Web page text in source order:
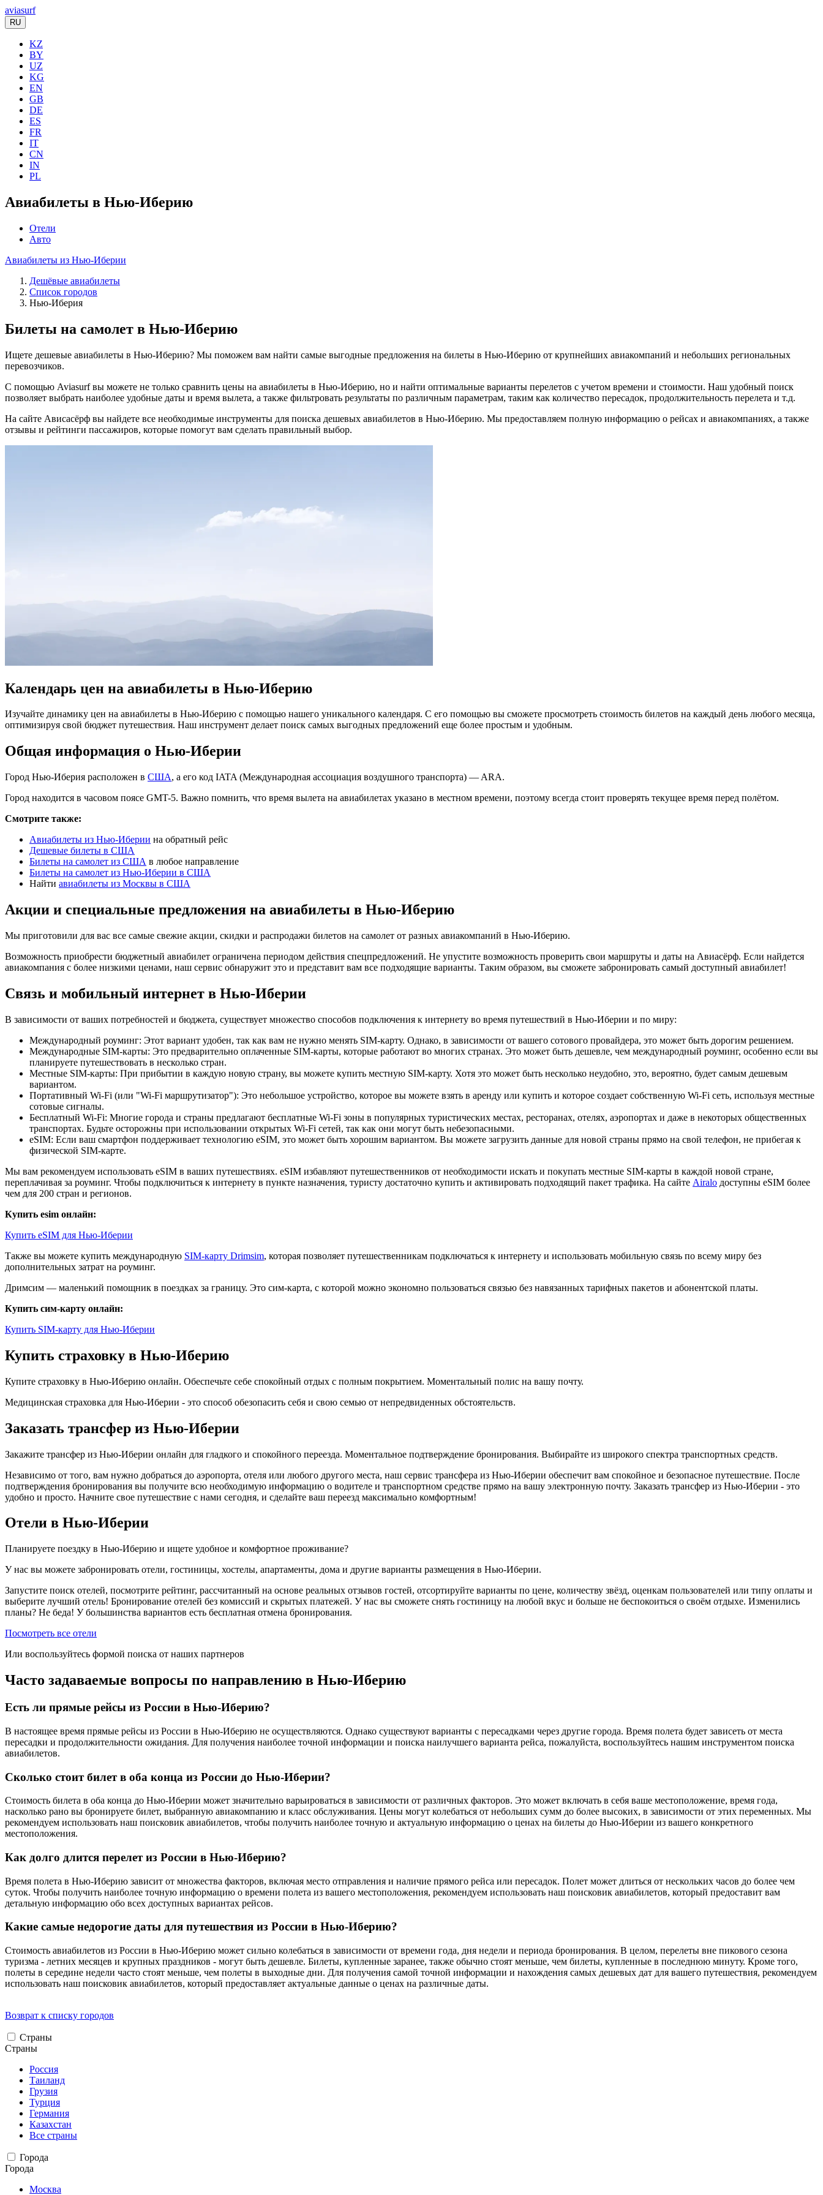
aviasurf
RU
KZ
BY
UZ
KG
EN
GB
DE
ES
FR
IT
CN
IN
PL
Авиабилеты в Нью-Иберию
Отели
Авто
Авиабилеты из Нью-Иберии
Дешёвые авиабилеты
Список городов
Нью-Иберия
Билеты на самолет в Нью-Иберию
Ищете дешевые авиабилеты в Нью-Иберию? Мы поможем вам найти самые выгодные предложения на билеты в Нью-Иберию от крупнейших авиакомпаний и небольших региональных
перевозчиков.
С помощью Aviasurf вы можете не только сравнить цены на авиабилеты в Нью-Иберию, но и найти оптимальные варианты перелетов с учетом времени и стоимости. Наш удобный поиск
позволяет выбрать наиболее удобные даты и время вылета, а также фильтровать результаты по различным параметрам, таким как количество пересадок, продолжительность перелета и т.д.
На сайте Ависасёрф вы найдете все необходимые инструменты для поиска дешевых авиабилетов в Нью-Иберию. Мы предоставляем полную информацию о рейсах и авиакомпаниях, а также
отзывы и рейтинги пассажиров, которые помогут вам сделать правильный выбор.
Календарь цен на авиабилеты в Нью-Иберию
Изучайте динамику цен на авиабилеты в Нью-Иберию с помощью нашего уникального календаря. С его помощью вы сможете просмотреть стоимость билетов на каждый день любого месяца,
оптимизируя свой бюджет путешествия. Наш инструмент делает поиск самых выгодных предложений еще более простым и удобным.
Общая информация о Нью-Иберии
Город Нью-Иберия расположен в США, а его код IATA (Международная ассоциация воздушного транспорта) — ARA.
Город находится в часовом поясе GMT-5. Важно помнить, что время вылета на авиабилетах указано в местном времени, поэтому всегда стоит проверять текущее время перед полётом.
Смотрите также:
Авиабилеты из Нью-Иберии на обратный рейс
Дешевые билеты в США
Билеты на самолет из США в любое направление
Билеты на самолет из Нью-Иберии в США
Найти авиабилеты из Москвы в США
Акции и специальные предложения на авиабилеты в Нью-Иберию
Мы приготовили для вас все самые свежие акции, скидки и распродажи билетов на самолет от разных авиакомпаний в Нью-Иберию.
Возможность приобрести бюджетный авиабилет ограничена периодом действия спецпредложений. Не упустите возможность проверить свои маршруты и даты на Авиасёрф. Если найдется
авиакомпания с более низкими ценами, наш сервис обнаружит это и представит вам все подходящие варианты. Таким образом, вы сможете забронировать самый доступный авиабилет!
Связь и мобильный интернет в Нью-Иберии
В зависимости от ваших потребностей и бюджета, существует множество способов подключения к интернету во время путешествий в Нью-Иберии и по миру:
Международный роуминг: Этот вариант удобен, так как вам не нужно менять SIM-карту. Однако, в зависимости от вашего сотового провайдера, это может быть дорогим решением.
Международные SIM-карты: Это предварительно оплаченные SIM-карты, которые работают во многих странах. Это может быть дешевле, чем международный роуминг, особенно если вы
планируете путешествовать в несколько стран.
Местные SIM-карты: При прибытии в каждую новую страну, вы можете купить местную SIM-карту. Хотя это может быть несколько неудобно, это, вероятно, будет самым дешевым
вариантом.
Портативный Wi-Fi (или "Wi-Fi маршрутизатор"): Это небольшое устройство, которое вы можете взять в аренду или купить и которое создает собственную Wi-Fi сеть, используя местные
сотовые сигналы.
Бесплатный Wi-Fi: Многие города и страны предлагают бесплатные Wi-Fi зоны в популярных туристических местах, ресторанах, отелях, аэропортах и даже в некоторых общественных
транспортах. Будьте осторожны при использовании открытых Wi-Fi сетей, так как они могут быть небезопасными.
eSIM: Если ваш смартфон поддерживает технологию eSIM, это может быть хорошим вариантом. Вы можете загрузить данные для новой страны прямо на свой телефон, не прибегая к
физической SIM-карте.
Мы вам рекомендуем использовать eSIM в ваших путешествиях. eSIM избавляют путешественников от необходимости искать и покупать местные SIM-карты в каждой новой стране,
переплачивая за роуминг. Чтобы подключиться к интернету в пункте назначения, туристу достаточно купить и активировать подходящий пакет трафика. На сайте Airalo доступны eSIM более
чем для 200 стран и регионов.
Купить esim онлайн:
Купить eSIM для Нью-Иберии
Также вы можете купить международную SIM-карту Drimsim, которая позволяет путешественникам подключаться к интернету и использовать мобильную связь по всему миру без
дополнительных затрат на роуминг.
Дримсим — маленький помощник в поездках за границу. Это сим-карта, с которой можно экономно пользоваться связью без навязанных тарифных пакетов и абонентской платы.
Купить сим-карту онлайн:
Купить SIM-карту для Нью-Иберии
Купить страховку в Нью-Иберию
Купите страховку в Нью-Иберию онлайн. Обеспечьте себе спокойный отдых с полным покрытием. Моментальный полис на вашу почту.
Медицинская страховка для Нью-Иберии - это способ обезопасить себя и свою семью от непредвиденных обстоятельств.
Заказать трансфер из Нью-Иберии
Закажите трансфер из Нью-Иберии онлайн для гладкого и спокойного переезда. Моментальное подтверждение бронирования. Выбирайте из широкого спектра транспортных средств.
Независимо от того, вам нужно добраться до аэропорта, отеля или любого другого места, наш сервис трансфера из Нью-Иберии обеспечит вам спокойное и безопасное путешествие. После
подтверждения бронирования вы получите всю необходимую информацию о водителе и транспортном средстве прямо на вашу электронную почту. Заказать трансфер из Нью-Иберии - это
удобно и просто. Начните свое путешествие с нами сегодня, и сделайте ваш переезд максимально комфортным!
Отели в Нью-Иберии
Планируете поездку в Нью-Иберию и ищете удобное и комфортное проживание?
У нас вы можете забронировать отели, гостиницы, хостелы, апартаменты, дома и другие варианты размещения в Нью-Иберии.
Запустите поиск отелей, посмотрите рейтинг, рассчитанный на основе реальных отзывов гостей, отсортируйте варианты по цене, количеству звёзд, оценкам пользователей или типу оплаты и
выберите лучший отель! Бронирование отелей без комиссий и скрытых платежей. У нас вы сможете снять гостиницу на любой вкус и больше не беспокоиться о своём отдыхе. Изменились
планы? Не беда! У большинства вариантов есть бесплатная отмена бронирования.
Посмотреть все отели
Или воспользуйтесь формой поиска от наших партнеров
Часто задаваемые вопросы по направлению в Нью-Иберию
Есть ли прямые рейсы из России в Нью-Иберию?
В настоящее время прямые рейсы из России в Нью-Иберию не осуществляются. Однако существуют варианты с пересадками через другие города. Время полета будет зависеть от места
пересадки и продолжительности ожидания. Для получения наиболее точной информации и поиска наилучшего варианта рейса, пожалуйста, воспользуйтесь нашим инструментом поиска
авиабилетов.
Сколько стоит билет в оба конца из России до Нью-Иберии?
Стоимость билета в оба конца до Нью-Иберии может значительно варьироваться в зависимости от различных факторов. Это может включать в себя ваше местоположение, время года,
насколько рано вы бронируете билет, выбранную авиакомпанию и класс обслуживания. Цены могут колебаться от небольших сумм до более высоких, в зависимости от этих переменных. Мы
рекомендуем использовать наш поисковик авиабилетов, чтобы получить наиболее точную и актуальную информацию о ценах на билеты до Нью-Иберии из вашего конкретного
местоположения.
Как долго длится перелет из России в Нью-Иберию?
Время полета в Нью-Иберию зависит от множества факторов, включая место отправления и наличие прямого рейса или пересадок. Полет может длиться от нескольких часов до более чем
суток. Чтобы получить наиболее точную информацию о времени полета из вашего местоположения, рекомендуем использовать наш поисковик авиабилетов, который предоставит вам
детальную информацию обо всех доступных вариантах рейсов.
Какие самые недорогие даты для путешествия из России в Нью-Иберию?
Стоимость авиабилетов из России в Нью-Иберию может сильно колебаться в зависимости от времени года, дня недели и периода бронирования. В целом, перелеты вне пикового сезона
туризма - летних месяцев и крупных праздников - могут быть дешевле. Билеты, купленные заранее, также обычно стоят меньше, чем билеты, купленные в последнюю минуту. Кроме того,
полеты в середине недели часто стоят меньше, чем полеты в выходные дни. Для получения самой точной информации и нахождения самых дешевых дат для вашего путешествия, рекомендуем
использовать наш поисковик авиабилетов, который предоставляет актуальные данные о ценах на различные даты.
Возврат к списку городов
Страны
Страны
Россия
Таиланд
Грузия
Турция
Германия
Казахстан
Все страны
Города
Города
Москва